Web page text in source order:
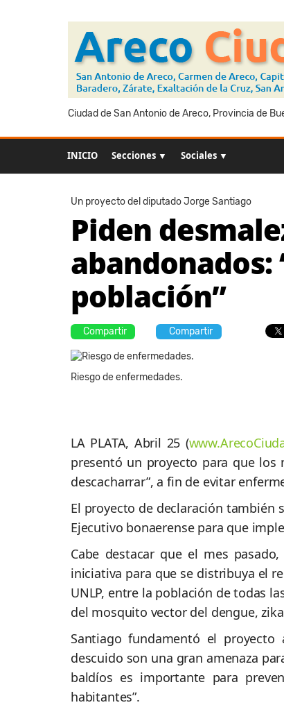
Ciudad de San Antonio de Areco, Provincia de
INICIO Secciones ▼ Sociales ▼
Un proyecto del diputado Jorge Santiago
Piden
abandonados:
población”
Compartir Compartir
Riesgo de enfermedades.
LA PLATA, Abril 25 (
presentó un proyecto para que los
descacharrar”, a fin de evitar
El proyecto de declaración también
Ejecutivo bonaerense para que
Cabe destacar que el mes
iniciativa para que se distribuya el
UNLP, entre la población de todas
del mosquito vector del dengue,
Santiago fundamentó el
descuido son una gran amenaza
baldíos es importante para
habitantes”.